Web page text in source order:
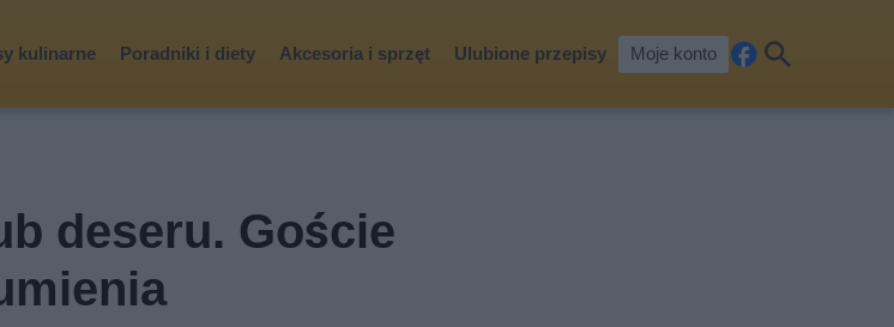
kulinarne Poradniki i diety Akcesoria i sprzęt Ulubione przepisy Moje konto
cebkaj
deseru. Goście